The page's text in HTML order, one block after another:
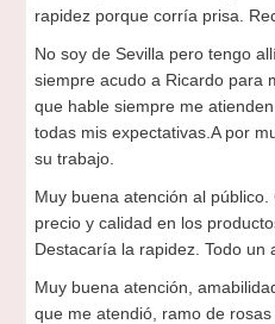
rapidez porque corría prisa.
No soy de Sevilla pero tengo
siempre acudo a Ricardo para
que hable siempre me
todas mis expectativas.A por
su trabajo.
Muy buena atención al
precio y calidad en los
Destacaría la rapidez. Todo un
Muy buena atención,
que me atendió, ramo de